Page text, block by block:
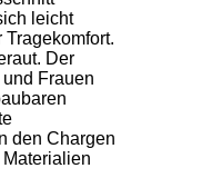
leicht
Tragekomfort.
Der
Frauen
den Chargen